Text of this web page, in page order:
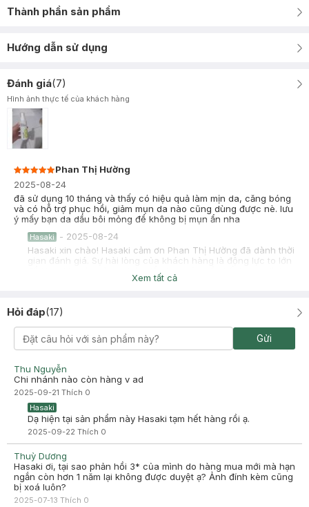
Thành phần sản phẩm
Hướng dẫn sử dụng
Đánh giá(7)
Hình ảnh thực tế của khách hàng
Phan Thị Hường
2025-08-24
đã sử dụng 10 tháng và thấy có hiệu quả làm mịn da, căng bóng
và có hỗ trợ phục hồi, giảm mụn da nào cũng dùng được nè. lưu
ý mấy bạn da dầu bôi mỏng để không bị mụn ẩn nha
Hasaki - 2025-08-24
Hasaki xin chào! Hasaki cảm ơn Phan Thị Hường đã dành thời
gian đánh giá. Sự hài lòng của khách hàng là động lực to lớn
để Hasaki ngày càng phát triển hơn nữa về chất lượng dịch
vụ. Cảm ơn bạn đã tin tưởng và mua sắm tại Hasaki!
thanh trúc
Đã mua hàng
đã xài hết 1 chai mỏng nhẹ nhưng đủ ẩm với da dầu r, xài thấy ko
bị bong tróc dù có xài BHA, xài sáng hay tối gì cũng ổn k mùi k
kích ứng
Xem tất cả
Hỏi đáp(17)
Gửi
Thu Nguyễn
Chi nhánh nào còn hàng v ad
2025-09-21 Thích 0
Hasaki
Dạ hiện tại sản phẩm này Hasaki tạm hết hàng rồi ạ.
2025-09-22 Thích 0
Thuỳ Dương
Hasaki ơi, tại sao phản hồi 3* của mình do hàng mua mới mà hạn
ngắn còn hơn 1 năm lại không được duyệt ạ? Ảnh đính kèm cũng
bị xoá luôn?
2025-07-13 Thích 0